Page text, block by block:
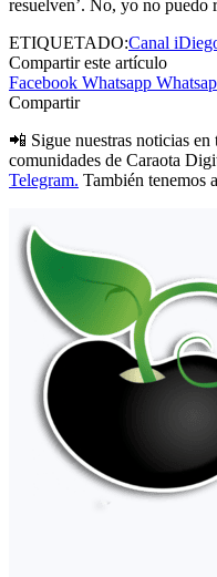
resuelven’. No, yo no
ETIQUETADO:Canal i
Compartir este artículo
Facebook Whatsapp
Compartir
📲 Sigue nuestras noticias
comunidades de Caraota
Telegram. También tenemos